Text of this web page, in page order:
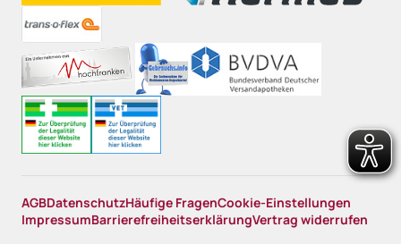
AGBDatenschutzHäufige FragenCookie-Einstellungen
ImpressumBarrierefreiheitserklärungVertrag widerrufen